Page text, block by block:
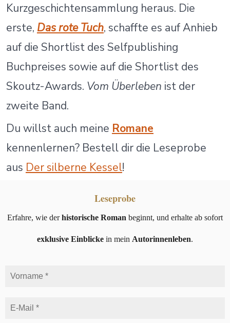
Kurzgeschichtensammlung heraus. Die
erste, Das rote Tuch, schaffte es auf Anhieb
auf die Shortlist des Selfpublishing
Buchpreises sowie auf die Shortlist des
Skoutz-Awards. Vom Überleben ist der
zweite Band.
Du willst auch meine Romane
kennenlernen? Bestell dir die Leseprobe
aus Der silberne Kessel!
Leseprobe
Erfahre, wie derhistorische Roman beginnt, und erhalte ab sofort
exklusive Einblicke in mein Autorinnenleben.